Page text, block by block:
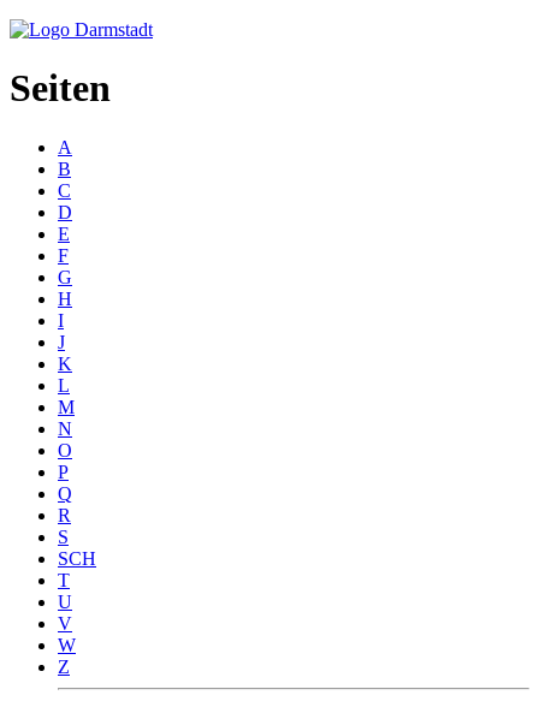
Seiten
A
B
C
D
E
F
G
H
I
J
K
L
M
N
O
P
Q
R
S
SCH
T
U
V
W
Z